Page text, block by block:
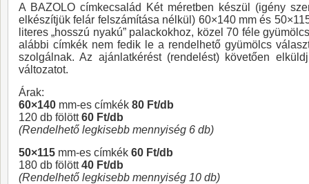
A BAZOLO címkecsalád Két méretben készül (igény
elkészítjük felár felszámítása nélkül) 60×140 mm és
literes „hosszú nyakú” palackokhoz, közel 70 féle
alábbi címkék nem fedik le a rendelhető gyümölcs
szolgálnak. Az ajánlatkérést (rendelést) követően
változatot.
Árak:
60×140 mm-es címkék 80 Ft/db
120 db fölött60 Ft/db
(Rendelhető legkisebb mennyiség 6 db)
50×115 mm-es címkék 60 Ft/db
180 db fölött40 Ft/db
(Rendelhető legkisebb mennyiség 10 db)